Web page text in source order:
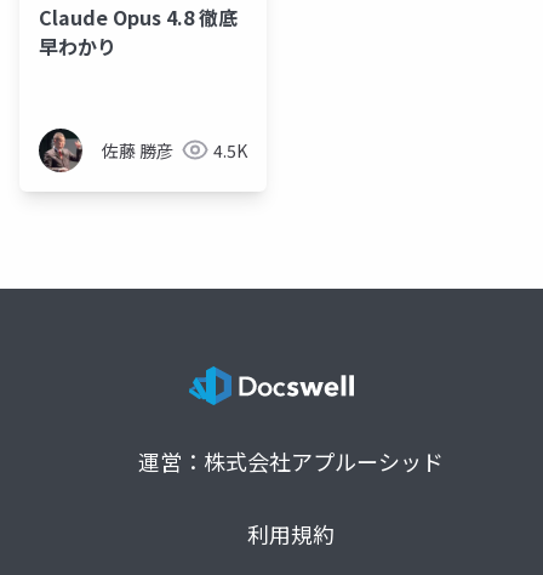
Claude Opus 4.8 徹底
早わかり
佐藤 勝彦 4.5K
運営：株式会社アプルーシッド
利用規約